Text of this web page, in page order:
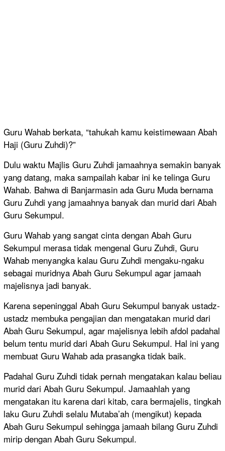
Guru Wahab berkata, “tahukah kamu keistimewaan Abah
Haji (Guru Zuhdi)?”
Dulu waktu Majlis Guru Zuhdi jamaahnya semakin banyak
yang datang, maka sampailah kabar ini ke telinga Guru
Wahab. Bahwa di Banjarmasin ada Guru Muda bernama
Guru Zuhdi yang jamaahnya banyak dan murid dari Abah
Guru Sekumpul.
Guru Wahab yang sangat cinta dengan Abah Guru
Sekumpul merasa tidak mengenal Guru Zuhdi, Guru
Wahab menyangka kalau Guru Zuhdi mengaku-ngaku
sebagai muridnya Abah Guru Sekumpul agar jamaah
majelisnya jadi banyak.
Karena sepeninggal Abah Guru Sekumpul banyak ustadz-
ustadz membuka pengajian dan mengatakan murid dari
Abah Guru Sekumpul, agar majelisnya lebih afdol padahal
belum tentu murid dari Abah Guru Sekumpul. Hal ini yang
membuat Guru Wahab ada prasangka tidak baik.
Padahal Guru Zuhdi tidak pernah mengatakan kalau beliau
murid dari Abah Guru Sekumpul. Jamaahlah yang
mengatakan itu karena dari kitab, cara bermajelis, tingkah
laku Guru Zuhdi selalu Mutaba’ah (mengikut) kepada
Abah Guru Sekumpul sehingga jamaah bilang Guru Zuhdi
mirip dengan Abah Guru Sekumpul.